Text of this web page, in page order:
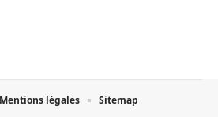
Mentions légales Sitemap